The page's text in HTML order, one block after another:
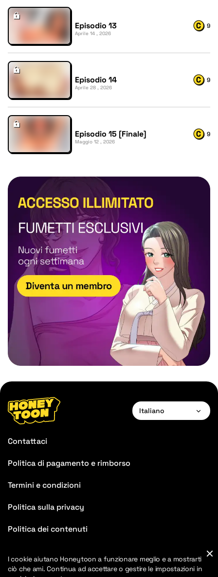
Episodio 13
Aprile 14 , 2026
9
Episodio 14
Aprile 28 , 2026
9
Episodio 15 [Finale]
Maggio 12 , 2026
9
Italiano
Contattaci
Politica di pagamento e rimborso
Termini e condizioni
Politica sulla privacy
Politica dei contenuti
I cookie aiutano Honeytoon a funzionare meglio e a mostrarti
ciò che ami. Continua ad accettare o gestire le impostazioni in